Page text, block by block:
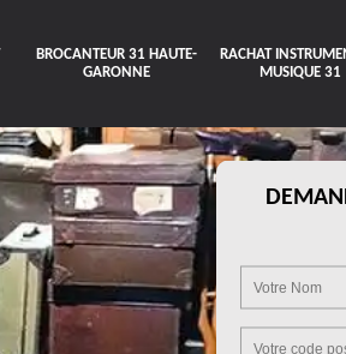
BROCANTEUR 31 HAUTE-
GARONNE
RACHAT
MUSIQUE 31